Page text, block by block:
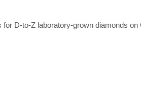
D-to-Z laboratory-grown diamonds on